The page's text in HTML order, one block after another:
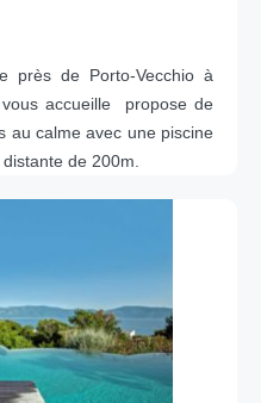
près de Porto-Vecchio à
accueille propose de
au calme avec une piscine
de 200m.